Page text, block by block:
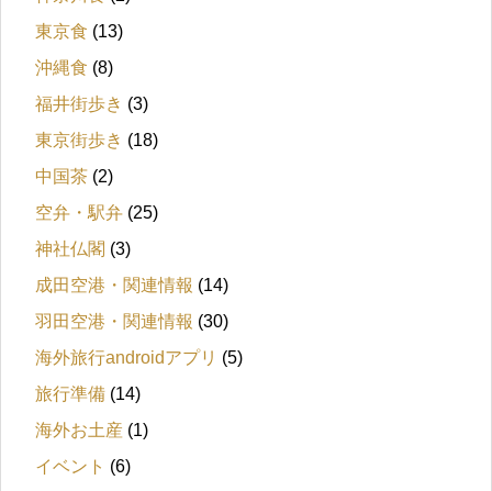
東京食 (13)
沖縄食 (8)
福井街歩き (3)
東京街歩き (18)
中国茶 (2)
空弁・駅弁 (25)
神社仏閣 (3)
成田空港・関連情報 (14)
羽田空港・関連情報 (30)
海外旅行androidアプリ (5)
旅行準備 (14)
海外お土産 (1)
イベント (6)